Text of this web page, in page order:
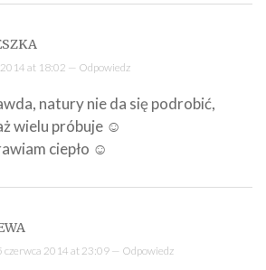
at 18:02 — Odpowiedz
natury nie da się podrobić,
wielu próbuje ☺
ciepło ☺
czerwca 2014 at 23:09 — Odpowiedz